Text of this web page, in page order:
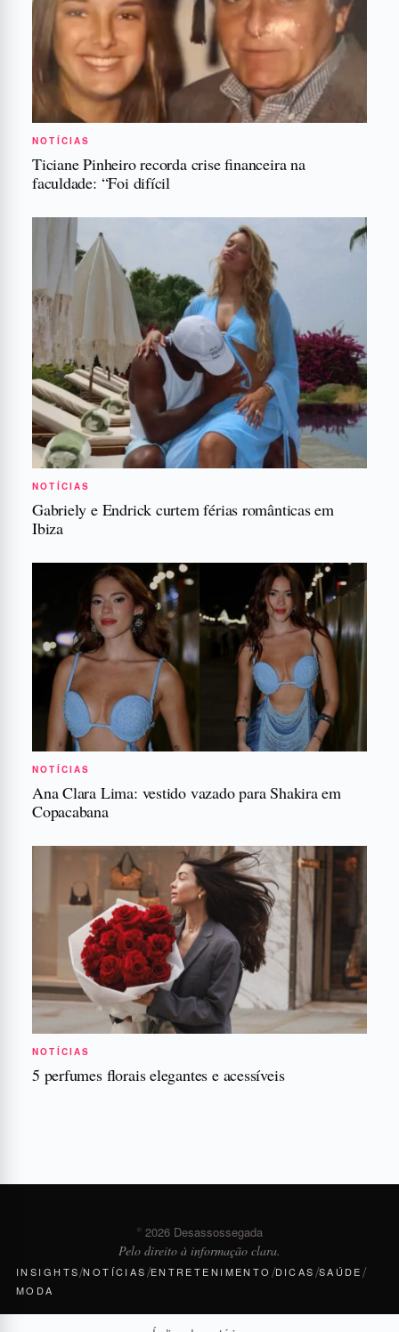
NOTÍCIAS
Ticiane Pinheiro recorda crise financeira na
faculdade: “Foi difícil
NOTÍCIAS
Gabriely e Endrick curtem férias românticas em
Ibiza
NOTÍCIAS
Ana Clara Lima: vestido vazado para Shakira em
Copacabana
NOTÍCIAS
5 perfumes florais elegantes e acessíveis
© 2026 Desassossegada
Pelo direito à informação clara.
INSIGHTS/NOTÍCIAS/ENTRETENIMENTO /DICAS/SAÚDE/
MODA